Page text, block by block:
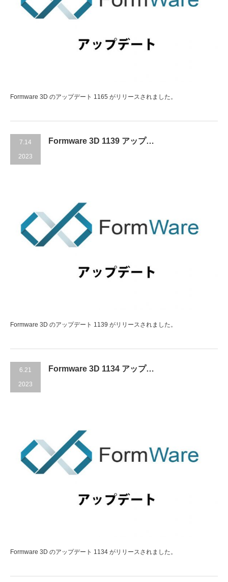
Formware 3D のアップデート 1165 がリリースされました。
7.14
2023
Formware 3D 1139 アップ…
Formware 3D のアップデート 1139 がリリースされました。
6.21
2023
Formware 3D 1134 アップ…
Formware 3D のアップデート 1134 がリリースされました。